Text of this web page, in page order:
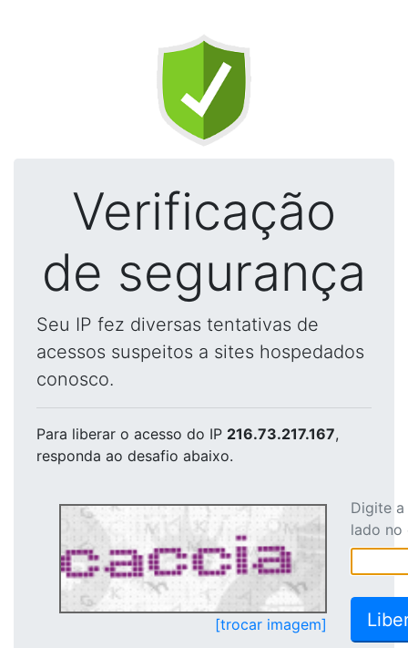
Verificação
de segurança
Seu IP fez diversas tentativas de
acessos suspeitos a sites hospedados
conosco.
Para liberar o acesso do IP 216.73.217.167,
responda ao desafio abaixo.
[trocar imagem]
Digite
lado no